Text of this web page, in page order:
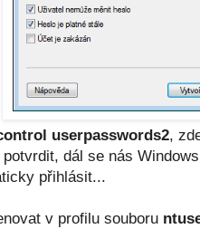
userpasswords2,
dál se nás
přihlásit...
v profilu souboru